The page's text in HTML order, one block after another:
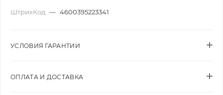
ШтрихКод — 4600395223341
УСЛОВИЯ ГАРАНТИИ
ОПЛАТА И ДОСТАВКА